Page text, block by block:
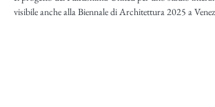
visibile anche alla Biennale di Architettura 2025 a